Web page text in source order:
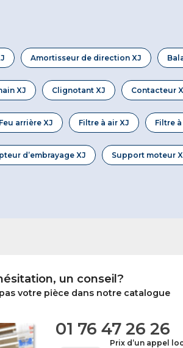
Amortisseur de direction XJ
XJ Clignotant XJ Contacteur
Feu arrière XJ Filtre à air XJ Filtre
d’embrayage XJ Support moteur
un conseil?
votre pièce dans notre catalogue
01 76 47 26 26
Prix d’un appel